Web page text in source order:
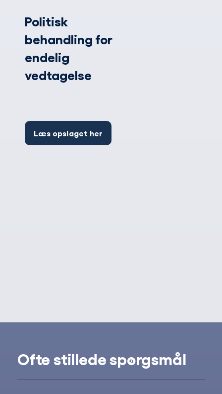
Politisk
behandling for
endelig
vedtagelse
Læs opslaget her
Ofte stillede spørgsmål